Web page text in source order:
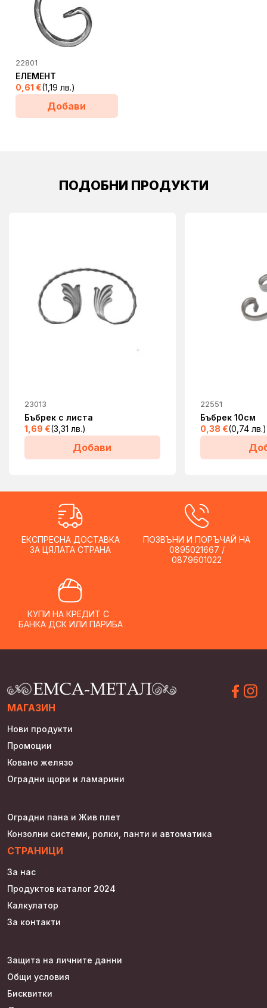
22801
ЕЛЕМЕНТ
0,61 €(1,19 лв.)
Добави
ПОДОБНИ ПРОДУКТИ
23013
Бъбрек с листа
1,69 €(3,31 лв.)
Добави
22551
Бъбрек 10см
0,38 €(0,74 лв.)
ЕКСПРЕСНА ДОСТАВКА
ЗА ЦЯЛАТА СТРАНА
ПОЗВЪНИ И ПОРЪЧАЙ НА
0895021667 /
0879601022
КУПИ НА КРЕДИТ С
БАНКА ДСК ИЛИ ПАРИБА
МАГАЗИН
Нови продукти
Промоции
Ковано желязо
Оградни щори и ламарини
Оградни пана и Жив плет
Конзолни системи, ролки, панти и автоматика
СТРАНИЦИ
За нас
Продуктов каталог 2024
Калкулатор
За контакти
Защита на личните данни
Общи условия
Бисквитки